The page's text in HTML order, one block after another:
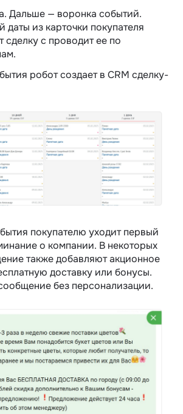
Дальше — воронка событий.
даты из карточки покупателя
сделку с проводит ее по
робот создает в CRM сделку-
покупателю уходит первый
о компании. В некоторых
также добавляют акционное
доставку или бонусы.
без персонализации.